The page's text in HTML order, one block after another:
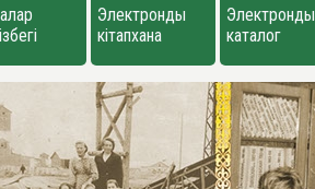
Электронды
кітапхана
Электронды
каталог